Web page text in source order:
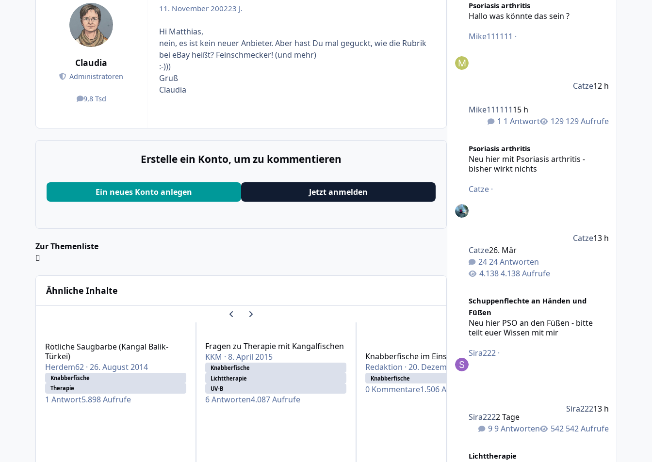
Claudia
Administratoren
9,8 Tsd
Beiträge
11. November 200223 J.
Hi Matthias,
nein, es ist kein neuer Anbieter. Aber hast Du mal geguckt, wie die Rubrik
bei eBay heißt? Feinschmecker! (und mehr)
:-)))
Gruß
Claudia
Erstelle ein Konto, um zu kommentieren
Ein neues Konto anlegen Jetzt anmelden
Zur Themenliste
Ähnliche Inhalte
Vorherige Karussell-Folie
Nächste Karussell-Folie
Rötliche Saugbarbe (Kangal Balik-
Türkei)
Herdem62· 26. August 2014
Knabberfische
Therapie
1 Antwort5.898Aufrufe
Fragen zu Therapie mit Kangalfischen
KKM · 8. April 2015
Knabberfische
Lichttherapie
UV-B
6Antworten4.087Aufrufe
Knabberfische im Einsatz
Redaktion · 20. Dezember 2020
Knabberfische
0 Kommentare1.506Aufrufe
Psoriasis arthritis
Hallo was könnte das sein ?
Mike111111 ·
1 Antwort 129 Aufrufe
Mike11111115 h
Catze12 h
Psoriasis arthritis
Neu hier mit Psoriasis arthritis -
bisher wirkt nichts
Catze ·
24 Antworten
4.138 Aufrufe
Catze26. Mär
Catze13 h
Schuppenflechte an Händen und
Füßen
Neu hier PSO an den Füßen - bitte
teilt euer Wissen mit mir
Sira222 ·
9 Antworten 542 Aufrufe
Sira2222 Tage
Sira22213 h
Lichttherapie